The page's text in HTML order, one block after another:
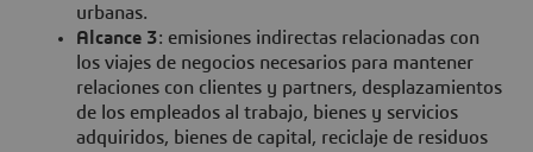
urbanas.
Alcance 3: emisiones indirectas relacionadas con
los viajes de negocios necesarios para mantener
relaciones con clientes y partners, desplazamientos
de los empleados al trabajo, bienes y servicios
adquiridos, bienes de capital, reciclaje de residuos